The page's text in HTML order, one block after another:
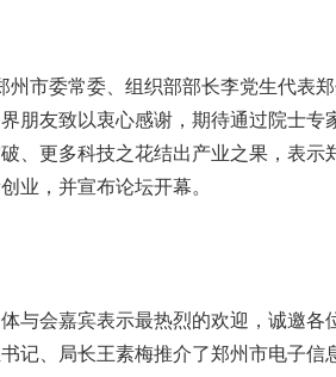
市委常委、组织部部长李党生代表
朋友致以衷心感谢，期待通过院士专
、更多科技之花结出产业之果，表示
业，并宣布论坛开幕。
与会嘉宾表示最热烈的欢迎，诚邀各
记、局长王素梅推介了郑州市电子信